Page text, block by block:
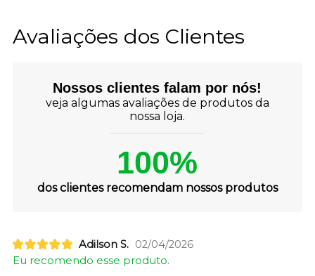
Avaliações dos Clientes
Nossos clientes falam por nós!
veja algumas avaliações de produtos da
nossa loja.
100%
dos clientes recomendam nossos produtos
Adilson S. 02/04/2026
Eu recomendo esse produto.